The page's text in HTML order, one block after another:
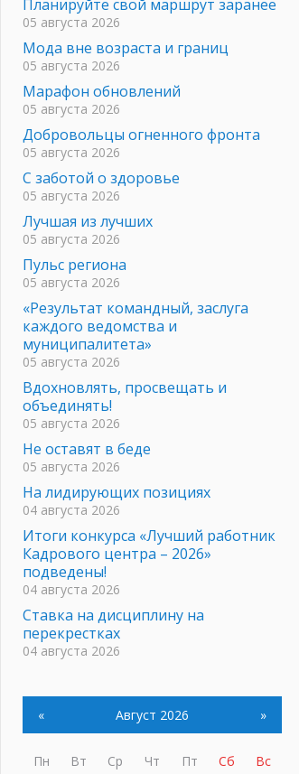
Планируйте свой маршрут заранее
05 августа 2026
Мода вне возраста и границ
05 августа 2026
Марафон обновлений
05 августа 2026
Добровольцы огненного фронта
05 августа 2026
С заботой о здоровье
05 августа 2026
Лучшая из лучших
05 августа 2026
Пульс региона
05 августа 2026
«Результат командный, заслуга
каждого ведомства и
муниципалитета»
05 августа 2026
Вдохновлять, просвещать и
объединять!
05 августа 2026
Не оставят в беде
05 августа 2026
На лидирующих позициях
04 августа 2026
Итоги конкурса «Лучший работник
Кадрового центра – 2026»
подведены!
04 августа 2026
Ставка на дисциплину на
перекрестках
04 августа 2026
мобильного трафика
04 августа 2026
Полумрак бьёт по карману
04 августа 2026
« Август 2026 »
Пн Вт Ср Чт Пт Сб
Вс